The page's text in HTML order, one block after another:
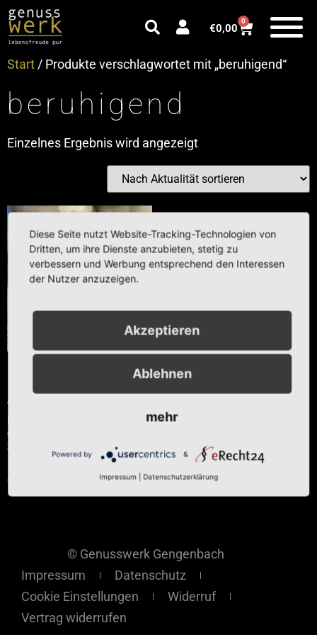
€0,00
0
Start / Produkte verschlagwortet mit „beruhigend“
beruhigend
Einzelnes Ergebnis wird angezeigt
Tut gut Tee
Ab
Enthält 7% reduzierte MwSt.
(
zzgl.
Ausführung wählen
© Genusswerk Gengenbach
Impressum
Datenschutz
Cookie Einstellungen
Widerruf
Vertrag widerrufen
Diese Seite nutzt Website-Tracking-Technologien von
Dritten, um ihre Dienste anzubieten, stetig zu
verbessern und Werbung entsprechend den Interessen
der Nutzer anzuzeigen.
Akzeptieren
Ablehnen
mehr
Powered by &
Impressum Datenschutzerklärung